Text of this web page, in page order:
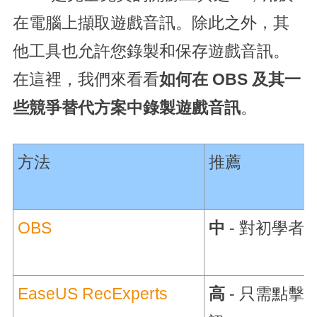
在電腦上擷取遊戲音訊。除此之外，其
他工具也允許您錄製和保存遊戲音訊。
在這裡，我們來看看如何在 OBS 及其一
些競爭替代方案中錄製遊戲音訊。
方法 推薦
OBS 中 - 對初學者
EaseUS RecExperts 高 - 只需點擊